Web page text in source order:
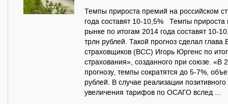
Темпы прироста премий на российском
года составят 10-10,5% Темпы прироста
рынке по итогам 2014 года составят 10-
трлн рублей. Такой прогноз сделал глава
страховщиков (ВСС) Игорь Юргенс по
страхования», созданного при союзе. «В
прогнозу, темпы сократятся до 5-7%,
рублей. В случае реализации
увеличения тарифов по ОСАГО вслед ...